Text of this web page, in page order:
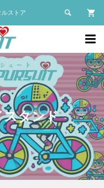
ストア 

スタンド